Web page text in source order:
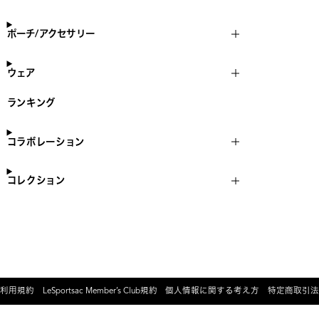
ポーチ/アクセサリー
ウェア
ランキング
コラボレーション
コレクション
利用規約 LeSportsac Member’s Club規約 個人情報に関する考え方 特定商取引